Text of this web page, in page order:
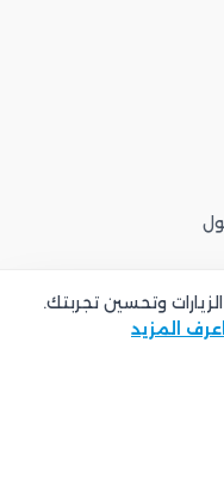
وتحسين تجربتك.
اعرف المزيد